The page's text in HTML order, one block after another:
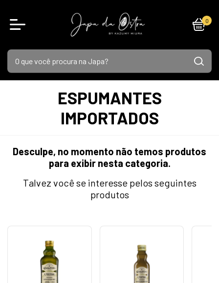
0
ESPUMANTES
IMPORTADOS
Desculpe, no momento não temos produtos
para exibir nesta categoria.
Talvez você se interesse pelos seguintes
produtos